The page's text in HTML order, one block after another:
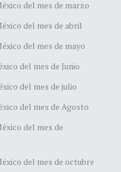
del mes de marzo
del mes de abril
del mes de mayo
del mes de Junio
del mes de julio
del mes de Agosto
del mes de
del mes de octubre